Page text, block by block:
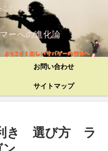
こに記す。
ーへの進化論
お問い合わせ
サイトマップ
き 選び方 ラ